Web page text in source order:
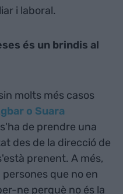
i laboral.
és un brindis al
molts més casos
o Suara
de prendre una
des de la direcció de
prenent. A més,
que no en
ne perquè no és la